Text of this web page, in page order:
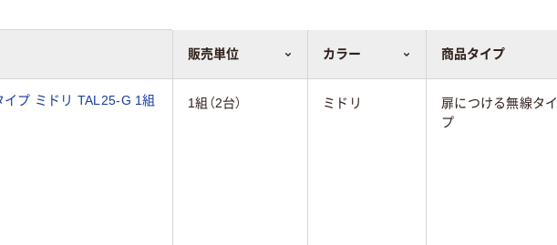
販売単位 カラー 商品タイプ
プ ミドリ TAL25-G 1組
1組（2台） ミドリ
扉につける無線タイ
プ